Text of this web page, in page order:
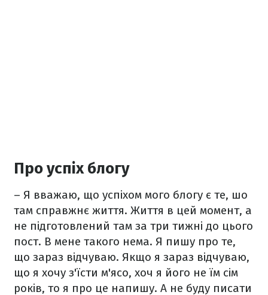
Про успіх блогу
– Я вважаю, що успіхом мого блогу є те, шо
там справжнє життя. Життя в цей момент, а
не підготовлений там за три тижні до цього
пост. В мене такого нема. Я пишу про те,
що зараз відчуваю. Якщо я зараз відчуваю,
що я хочу з'їсти м'ясо, хоч я його не їм сім
років, то я про це напишу. А не буду писати